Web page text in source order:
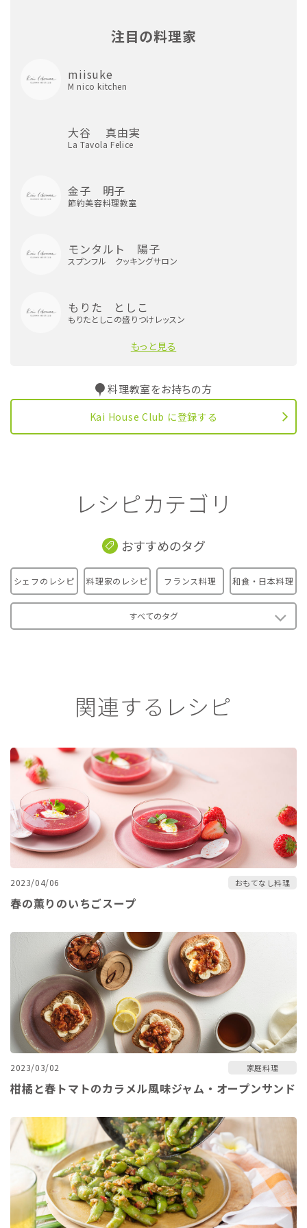
注目の料理家
miisuke
M nico kitchen
大谷 真由実
La Tavola Felice
金子 明子
節約美容料理教室
モンタルト 陽子
スプンフル クッキングサロン
もりた としこ
もりたとしこの盛りつけレッスン
もっと見る
料理教室をお持ちの方
Kai House Club に登録する
レシピカテゴリ
おすすめのタグ
シェフのレシピ 料理家のレシピ フランス料理 和食・日本料理
すべてのタグ
関連するレシピ
2023/04/06 おもてなし料理
春の薫りのいちごスープ
2023/03/02 家庭料理
柑橘と春トマトのカラメル風味ジャム・オープンサンド